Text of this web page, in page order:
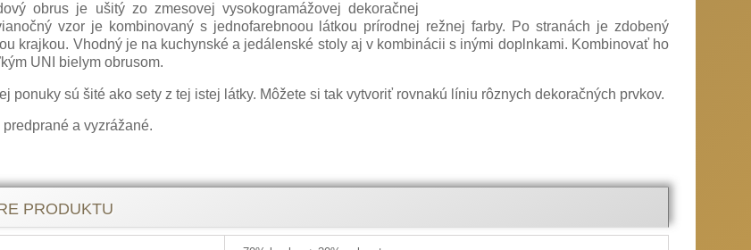
obrus je ušitý zo zmesovej vysokogramážovej dekoračnej
vzor je kombinovaný s jednofarebnoou látkou prírodnej režnej farby. Po stranách je zdobený
krajkou. Vhodný je na kuchynské a jedálenské stoly aj v kombinácii s inými doplnkami. Kombinovať ho
UNI bielym obrusom.
ponuky sú šité ako sety z tej istej látky. Môžete si tak vytvoriť rovnakú líniu rôznych dekoračných prvkov.
a vyzrážané.
prestieranie
váhate v akých farebných tónoch dekorovať slávnostnú tabuľu, pripravili sme pre vás množstvo
PRODUKTU